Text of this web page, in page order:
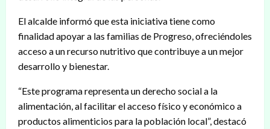
El alcalde informó que esta iniciativa tiene como
finalidad apoyar a las familias de Progreso, ofreciéndoles
acceso a un recurso nutritivo que contribuye a un mejor
desarrollo y bienestar.
“Este programa representa un derecho social a la
alimentación, al facilitar el acceso físico y económico a
productos alimenticios para la población local”, destacó